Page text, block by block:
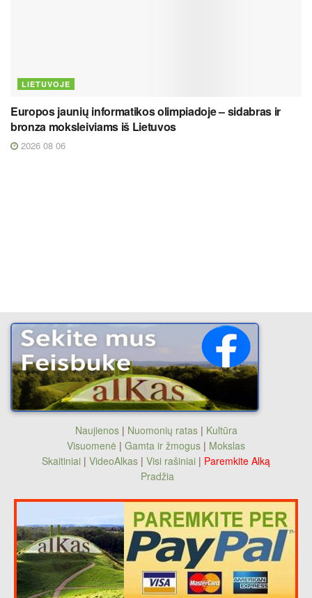
LIETUVOJE
Europos jaunių informatikos olimpiadoje – sidabras ir
bronza moksleiviams iš Lietuvos
2026 08 06
Naujienos| Nuomonių ratas| Kultūra
Visuomenė | Gamta ir žmogus | Mokslas
Skaitiniai | VideoAlkas | Visi rašiniai | Paremkite Alką
Pradžia